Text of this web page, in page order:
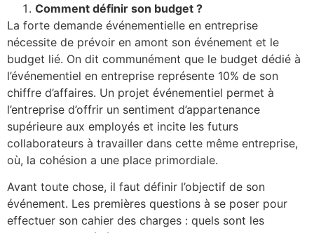
Comment définir son budget ?
La forte demande événementielle en entreprise
nécessite de prévoir en amont son événement et le
budget lié. On dit communément que le budget dédié à
l’événementiel en entreprise représente 10% de son
chiffre d’affaires. Un projet événementiel permet à
l’entreprise d’offrir un sentiment d’appartenance
supérieure aux employés et incite les futurs
collaborateurs à travailler dans cette même entreprise,
où, la cohésion a une place primordiale.
Avant toute chose, il faut définir l’objectif de son
événement. Les premières questions à se poser pour
effectuer son cahier des charges : quels sont les